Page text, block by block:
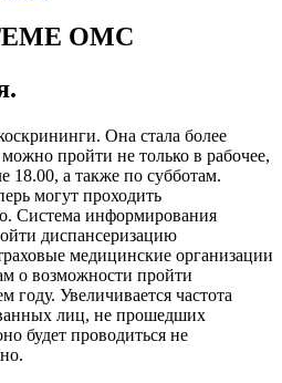
ОМС
Она стала более
пройти не только в рабочее,
18.00, а также по субботам.
могут проходить
Система информирования
диспансеризацию
медицинские организации
о возможности пройти
году. Увеличивается частота
лиц, не прошедших
будет проводиться не